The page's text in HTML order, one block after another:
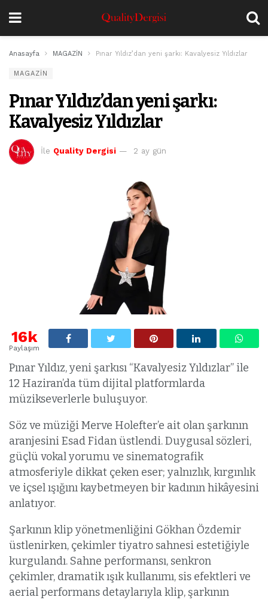
Anasayfa MAGAZİN Pınar Yıldız’dan yeni şarkı: Kavalyesiz Yıldızlar
MAGAZİN
Pınar Yıldız’dan yeni şarkı:
Kavalyesiz Yıldızlar
İle Quality Dergisi 2 ay gün
16k
Paylaşım
Pınar Yıldız, yeni şarkısı “Kavalyesiz Yıldızlar” ile
12 Haziran’da tüm dijital platformlarda
müzikseverlerle buluşuyor.
Söz ve müziği Merve Holefter’e ait olan şarkının
aranjesini Esad Fidan üstlendi. Duygusal sözleri,
güçlü vokal yorumu ve sinematografik
atmosferiyle dikkat çeken eser; yalnızlık, kırgınlık
ve içsel ışığını kaybetmeyen bir kadının hikâyesini
anlatıyor.
Şarkının klip yönetmenliğini Gökhan Özdemir
üstlenirken, çekimler tiyatro sahnesi estetiğiyle
kurgulandı. Sahne performansı, senkron
çekimler, dramatik ışık kullanımı, sis efektleri ve
aerial performans detaylarıyla klip, şarkının